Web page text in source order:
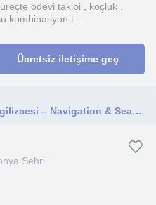
ödevi takibi , koçluk ,
kombinasyon t...
Ücretsiz iletişime geç
Maritime English / Denizcilik İngilizcesi – Navigation & Seamanship/Daıly English&Exam Preparing Learning
Sehri